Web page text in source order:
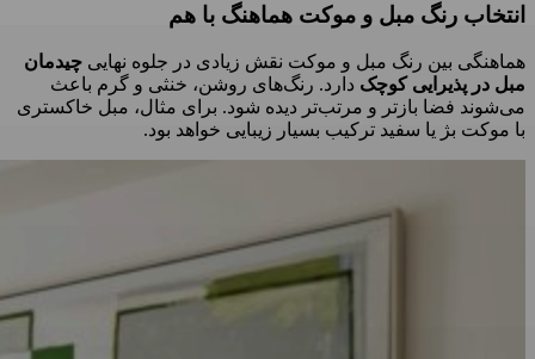
انتخاب رنگ مبل و موکت هماهنگ با هم
هماهنگی بین رنگ مبل و موکت نقش زیادی در جلوه نهایی چیدمان
مبل در پذیرایی کوچک دارد. رنگ‌های روشن، خنثی و گرم باعث
می‌شوند فضا بازتر و مرتب‌تر دیده شود. برای مثال، مبل خاکستری
با موکت بژ یا سفید ترکیب بسیار زیبایی خواهد بود.